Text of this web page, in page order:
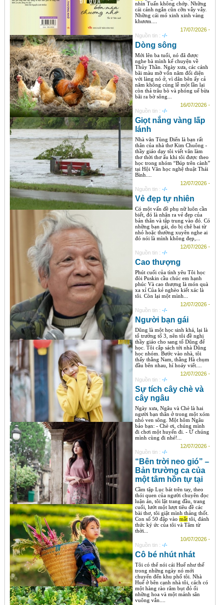
nhìn Tuấn không chớp. Những
cái cánh ngắn cũn cỡn vẫy vẫy.
Những cái mỏ xinh xinh vàng
khươm....
17/07/2026 -
Nguồn tin : -/-
Dòng sông
Mới lên ba tuổi, nó đã được
nghe bà mình kể chuyện về
Thủy Thần. Ngày xưa, các cánh
bãi màu mỡ vốn năm đối diện
với làng nó ở, vì dân bên ấy cả
năm không cúng lễ một lần lại
còn thả trâu bò và phóng uế bừa
bãi ra bờ sông...
16/07/2026 -
Nguồn tin : -/-
Giọt nắng vàng lấp
lánh
Nhà văn Tùng Điển là bạn rất
thân của nhà thơ Kim Chuông -
thầy giáo dạy tôi viết văn làm
thơ thời thơ ấu khi tôi được theo
học trong nhóm “Búp trên cành”
tại Hội Văn học nghệ thuật Thái
Bình....
12/07/2026 -
Nguồn tin : -/-
Vẻ đẹp tự nhiên
Có một vấn đề phụ nữ luôn cần
biết, đó là nhận ra vẻ đẹp của
bản thân và tập trung vào đó. Có
những bạn gái, do bị chê bai từ
nhỏ hoặc thường xuyên nghe ai
đó nói là mình không đẹp,...
12/07/2026 -
Nguồn tin : -/-
Cao thượng
Phút cuối của tình yêu Tôi học
đòi Puskin cầu chúc em hạnh
phúc Và cao thượng là món quà
xa xỉ Của kẻ nghèo kiết xác là
tôi. Còn lại một mình...
12/07/2026 -
Nguồn tin : -/-
Người bạn gái
Dũng là một học sinh khá, lại là
tổ trưởng tổ 3, nên tôi đề nghị
thầy giáo cho sang tổ Dũng để
học. Tôi cắp sách tới nhà Dũng
học nhóm. Bước vào nhà, tôi
thấy thằng Nam, thằng Hà chụm
đầu bên nhau, hí hoáy viết....
12/07/2026 -
Nguồn tin : -/-
Sự tích cây chè và
cây ngâu
Ngày xưa, Ngâu và Chè là hai
người bạn thân ở trong một xóm
nhỏ ven sông. Một hôm Ngâu
bảo bạn: - Chè ơi, chúng mình
đi chơi một huyến đi. - Ừ chúng
mình cùng đi nhé!...
12/07/2026 -
Nguồn tin : -/-
“Bên trời neo gió” –
Bản trường ca của
một tâm hồn tự tại
Cầm tập Lục bát trên tay, theo
thói quen của người chuyên đọc
luận án, tôi lật trang đầu, trang
cuối, lướt một lượt tiêu đề các
bài thơ, tôi giật mình thảng thốt.
Con số 50 đập vào mắttôi, đánh
thức ký ức của tôi và Tâm từ
thời...
10/07/2026 -
Nguồn tin : -/-
Cô bé nhút nhát
Tôi có thể nói cái Huế như thế
trong những ngày nó mới
chuyển đến khu phố tôi. Nhà
Huế ở bên cạnh nhà tôi, cách có
một hàng rào râm bụt đỏ ối
những hoa và một mảnh sân
vuông vắn....